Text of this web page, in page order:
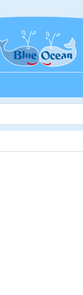
Startseite